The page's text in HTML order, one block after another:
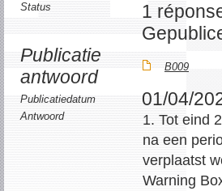
Status
1
Publicatie
antwoord
B009
Publicatiedatum 01/04/
Antwoord
1. Tot eind
na een
verplaatst
Warning